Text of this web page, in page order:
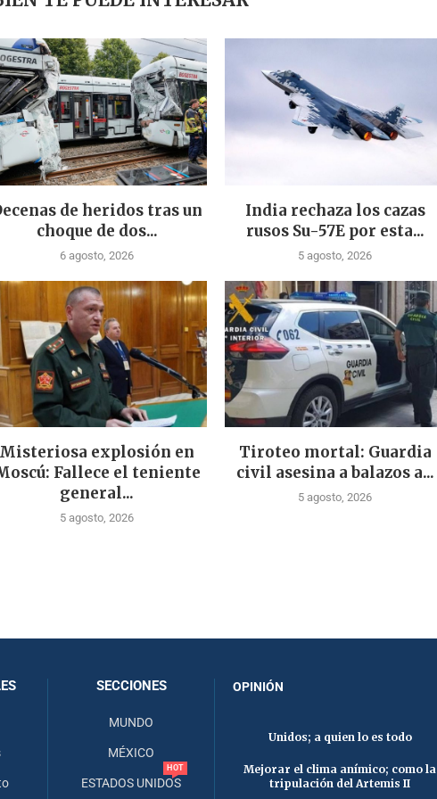
de heridos tras un
choque de dos...
6 agosto, 2026
India rechaza los cazas
rusos Su-57E por esta...
5 agosto, 2026
Misteriosa explosión en
Fallece el teniente
general...
5 agosto, 2026
Tiroteo mortal: Guardia
civil asesina a balazos a...
5 agosto, 2026
SECCIONES
MUNDO
MÉXICO
ESTADOS UNIDOS
HOT
OPINIÓN
Unidos; a quien lo es todo
Mejorar el clima anímico; como la
tripulación del Artemis II